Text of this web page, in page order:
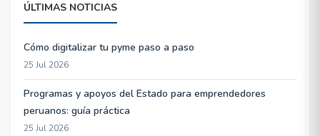
ÚLTIMAS NOTICIAS
Cómo digitalizar tu pyme paso a paso
25 Jul 2026
Programas y apoyos del Estado para emprendedores
peruanos: guía práctica
25 Jul 2026